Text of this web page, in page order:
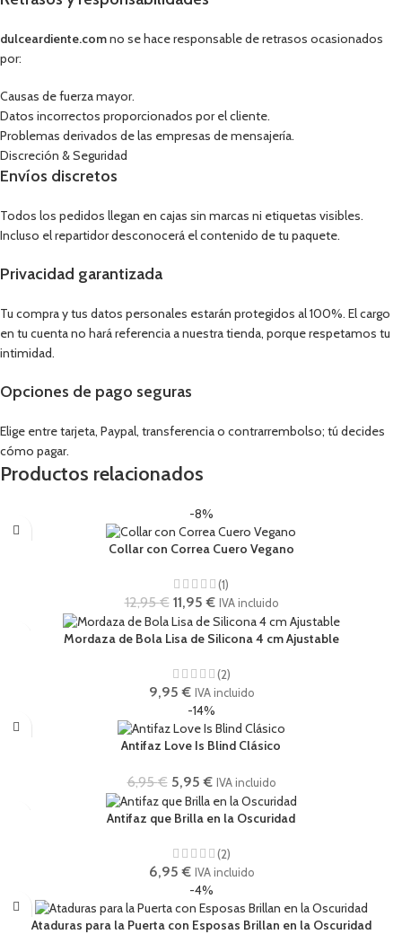
dulceardiente.comno se hace responsable de retrasos ocasionados
por:
Causas de fuerza mayor.
Datos incorrectos proporcionados por el cliente.
Problemas derivados de las empresas de mensajería.
Discreción & Seguridad
Envíos discretos
Todos los pedidos llegan en cajas sin marcas ni etiquetas visibles.
Incluso el repartidor desconocerá el contenido de tu paquete.
Privacidad garantizada
Tu compra y tus datos personales estarán protegidos al 100%. El cargo
en tu cuenta no hará referencia a nuestra tienda, porque respetamos tu
intimidad.
Opciones de pago seguras
Elige entre tarjeta, Paypal, transferencia o contrarrembolso; tú decides
cómo pagar.
Productos relacionados
-8%
Collar con Correa Cuero Vegano
(1)
12,95€ 11,95€ IVA incluido
Mordaza de Bola Lisa de Silicona 4 cm Ajustable
(2)
9,95€ IVA incluido
-14%
Antifaz Love Is Blind Clásico
6,95€ 5,95€ IVA incluido
Antifaz que Brilla en la Oscuridad
(2)
6,95€ IVA incluido
-4%
Ataduras para la Puerta con Esposas Brillan en la Oscuridad